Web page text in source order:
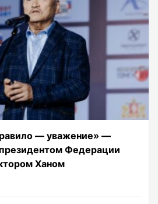
— уважение» —
Федерации
Ханом